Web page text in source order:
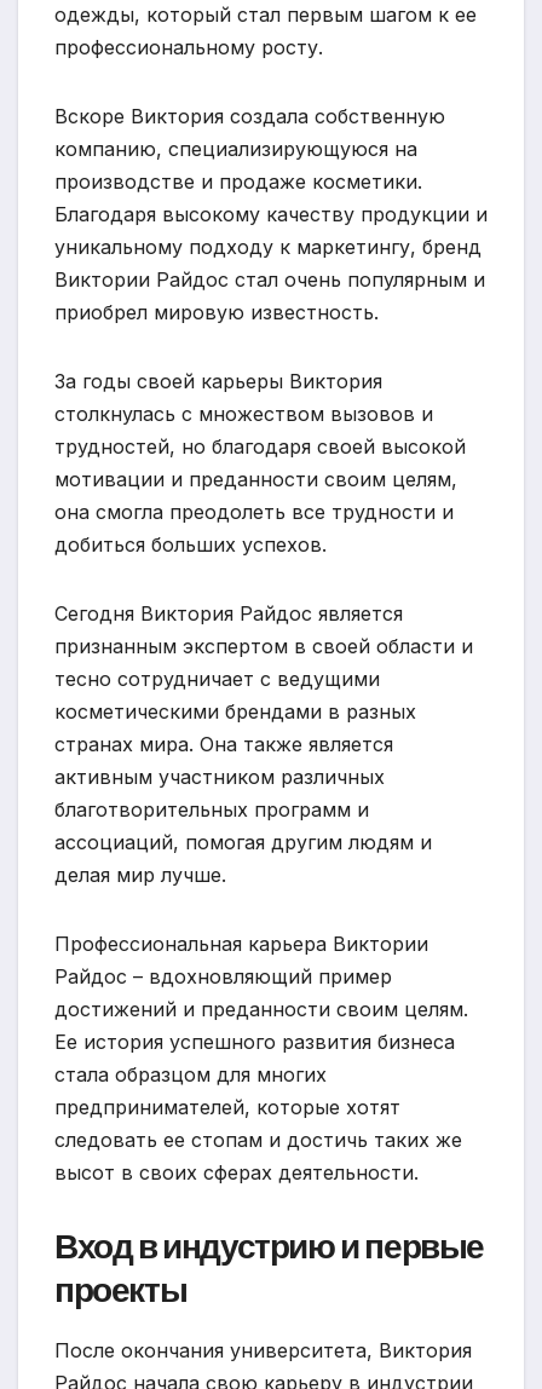
одежды, который стал первым шагом к ее
профессиональному росту.
Вскоре Виктория создала собственную
компанию, специализирующуюся на
производстве и продаже косметики.
Благодаря высокому качеству продукции и
уникальному подходу к маркетингу, бренд
Виктории Райдос стал очень популярным и
приобрел мировую известность.
За годы своей карьеры Виктория
столкнулась с множеством вызовов и
трудностей, но благодаря своей высокой
мотивации и преданности своим целям,
она смогла преодолеть все трудности и
добиться больших успехов.
Сегодня Виктория Райдос является
признанным экспертом в своей области и
тесно сотрудничает с ведущими
косметическими брендами в разных
странах мира. Она также является
активным участником различных
благотворительных программ и
ассоциаций, помогая другим людям и
делая мир лучше.
Профессиональная карьера Виктории
Райдос – вдохновляющий пример
достижений и преданности своим целям.
Ее история успешного развития бизнеса
стала образцом для многих
предпринимателей, которые хотят
следовать ее стопам и достичь таких же
высот в своих сферах деятельности.
Вход в индустрию и первые
проекты
После окончания университета, Виктория
Райдос начала свою карьеру в индустрии